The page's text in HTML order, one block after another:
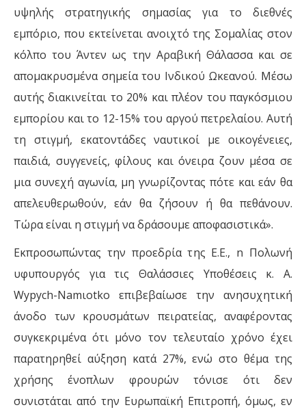
υψηλής στρατηγικής σημασίας για το διεθνές
εμπόριο, που εκτείνεται ανοιχτό της Σομαλίας στον
κόλπο του Άντεν ως την Αραβική Θάλασσα και σε
απομακρυσμένα σημεία του Ινδικού Ωκεανού. Μέσω
αυτής διακινείται το 20% και πλέον του παγκόσμιου
εμπορίου και το 12-15% του αργού πετρελαίου. Αυτή
τη στιγμή, εκατοντάδες ναυτικοί µε οικογένειες,
παιδιά, συγγενείς, φίλους και όνειρα ζουν μέσα σε
µια συνεχή αγωνία, µη γνωρίζοντας πότε και εάν θα
απελευθερωθούν, εάν θα ζήσουν ή θα πεθάνουν.
Τώρα είναι η στιγμή να δράσουμε αποφασιστικά».
Εκπροσωπώντας την προεδρία της Ε.Ε., n Πολωνή
υφυπουργός για τις Θαλάσσιες Υποθέσεις κ. Α.
Wypych-Namιotko επιβεβαίωσε την ανησυχητική
άνοδο των κρουσμάτων πειρατείας, αναφέροντας
συγκεκριμένα ότι µόνο τον τελευταίο χρόνο έχει
παρατηρηθεί αύξηση κατά 27%, ενώ στο θέμα της
χρήσης ένοπλων φρουρών τόνισε ότι δεν
συνιστάται από την Ευρωπαϊκή Επιτροπή, όμως, εν